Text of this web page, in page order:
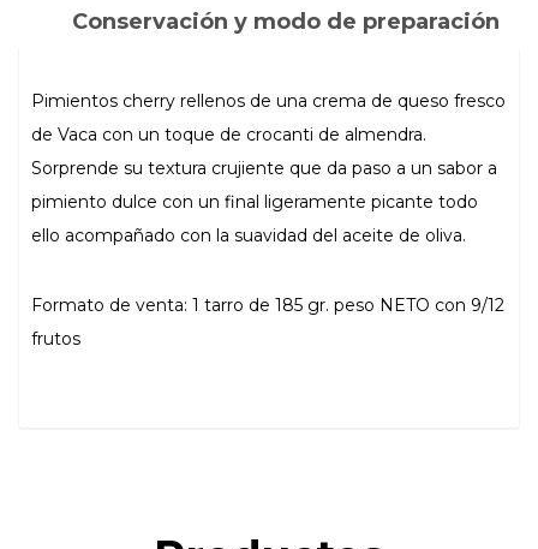
Conservación y modo de preparación
Pimientos cherry rellenos de una crema de queso fresco
de Vaca con un toque de crocanti de almendra.
Sorprende su textura crujiente que da paso a un sabor a
pimiento dulce con un final ligeramente picante todo
ello acompañado con la suavidad del aceite de oliva.
Formato de venta: 1 tarro de 185 gr. peso NETO con 9/12
frutos